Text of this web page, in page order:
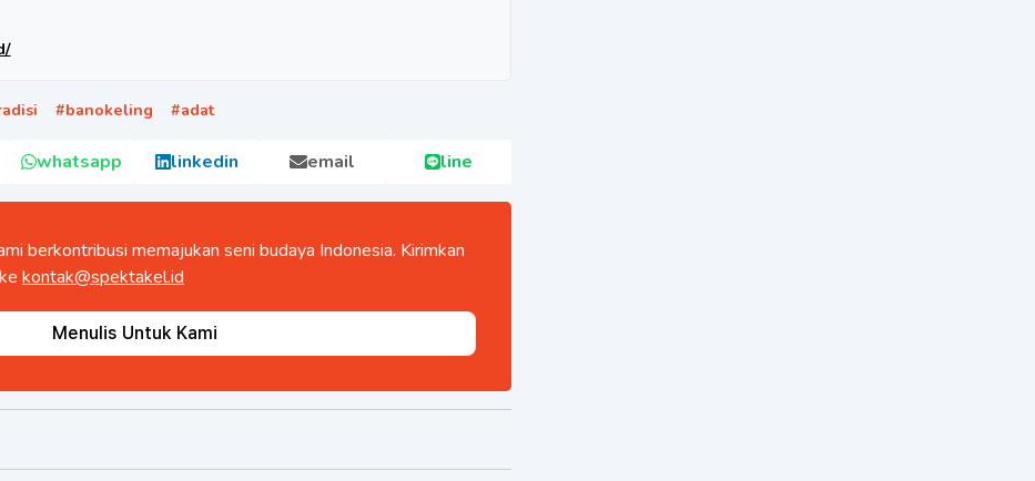
#banokeling #adat
whatsapp linkedin email line
berkontribusi memajukan seni budaya Indonesia. Kirimkan
kontak@spektakel.id
Menulis Untuk Kami